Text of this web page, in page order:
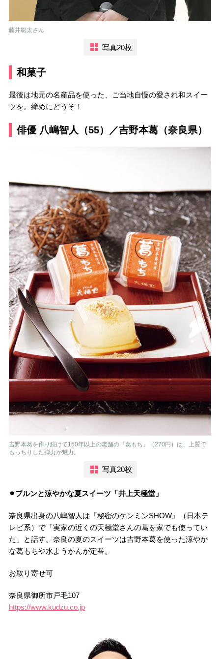
藤井聡太さん
写真20枚
和菓子
最後は地元の名産品を使った、ご当地自慢の愛され和スイー
ツを。締めにどうぞ！
俳優 八嶋智人（55）／吉野本葛（奈良県）
吉野本葛を作り続けて150年以上の老舗の『葛もち』（270円）は、上質で
もっちりした弾力が魅力。
写真20枚
⚫︎プルンと涼やかな夏スイーツ「井上天極堂」
奈良県出身の八嶋智人は『秘密のケンミンSHOW』（日本テ
レビ系）で「実家の近くの天極堂さんの葛を家でも使ってい
た」と話す。奈良の夏のスイーツは吉野本葛を使った涼やか
な葛もちや水ようかんが定番。
お取り寄せ可
奈良県御所市戸毛107
https://www.kudzu.co.jp